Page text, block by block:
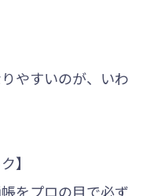
やすいのが、いわ
】
をプロの目で必ず